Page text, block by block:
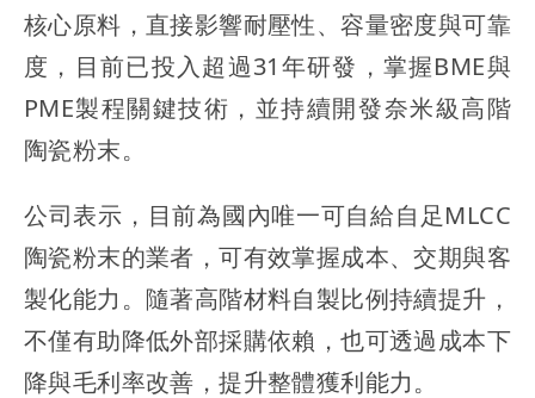
核心原料，直接影響耐壓性、容量密度與可靠
度，目前已投入超過31年研發，掌握BME與
PME製程關鍵技術，並持續開發奈米級高階
陶瓷粉末。
公司表示，目前為國內唯一可自給自足MLCC
陶瓷粉末的業者，可有效掌握成本、交期與客
製化能力。隨著高階材料自製比例持續提升，
不僅有助降低外部採購依賴，也可透過成本下
降與毛利率改善，提升整體獲利能力。